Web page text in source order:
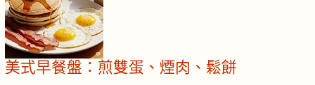
美式早餐盤：煎雙蛋、煙肉、鬆餅